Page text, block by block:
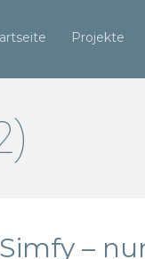
Projekte
Simfy –